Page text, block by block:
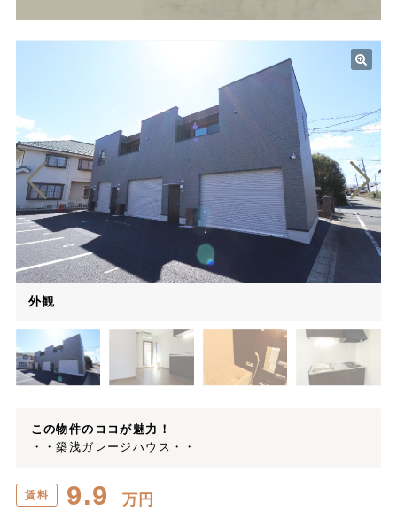
外観
この物件のココが魅力！
・・築浅ガレージハウス・・
賃料 9.9 万円